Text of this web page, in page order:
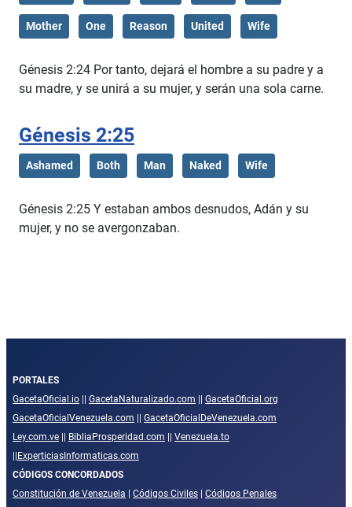
Mother One Reason United Wife
Génesis 2:24 Por tanto, dejará el hombre a su padre y a
su madre, y se unirá a su mujer, y serán una sola carne.
Génesis 2:25
Ashamed Both Man Naked Wife
Génesis 2:25 Y estaban ambos desnudos, Adán y su
mujer, y no se avergonzaban.
PORTALES
GacetaOficial.io
GacetaNaturalizado.com
GacetaOficial.org
GacetaOficialVenezuela.com
GacetaOficialDeVenezuela.com
Ley.com.ve
BibliaProsperidad.com
Venezuela.to
ExperticiasInformaticas.com
CÓDIGOS CONCORDADOS
Constitución de Venezuela
Códigos Civiles Códigos Penales